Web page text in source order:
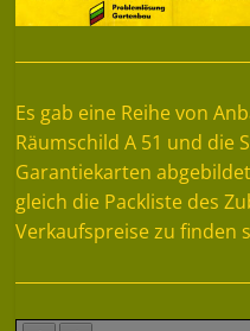
Es gab eine Reihe von
Räumschild A 51 und die
Garantiekarten
gleich die Packliste des
Verkaufspreise zu finden